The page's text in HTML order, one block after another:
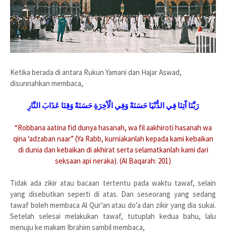
Ketika berada di antara Rukun Yamani dan Hajar Aswad,
disunnahkan membaca,
رَبَّنَا آَتِنَا فِي الدُّنْيَا حَسَنَةً وَفِي الْآَخِرَةِ حَسَنَةً وَقِنَا عَذَابَ النَّارِ
“Robbana aatina fid dunya hasanah, wa fil aakhiroti hasanah wa
qina ‘adzaban naar” (Ya Rabb, kurniakanlah kepada kami kebaikan
di dunia dan kebaikan di akhirat serta selamatkanlah kami dari
seksaan api neraka). (Al Baqarah: 201)
Tidak ada zikir atau bacaan tertentu pada waktu tawaf, selain
yang disebutkan seperti di atas. Dan seseorang yang sedang
tawaf boleh membaca Al Qur’an atau do’a dan zikir yang dia sukai.
Setelah selesai melakukan tawaf, tutuplah kedua bahu, lalu
menuju ke makam Ibrahim sambil membaca,